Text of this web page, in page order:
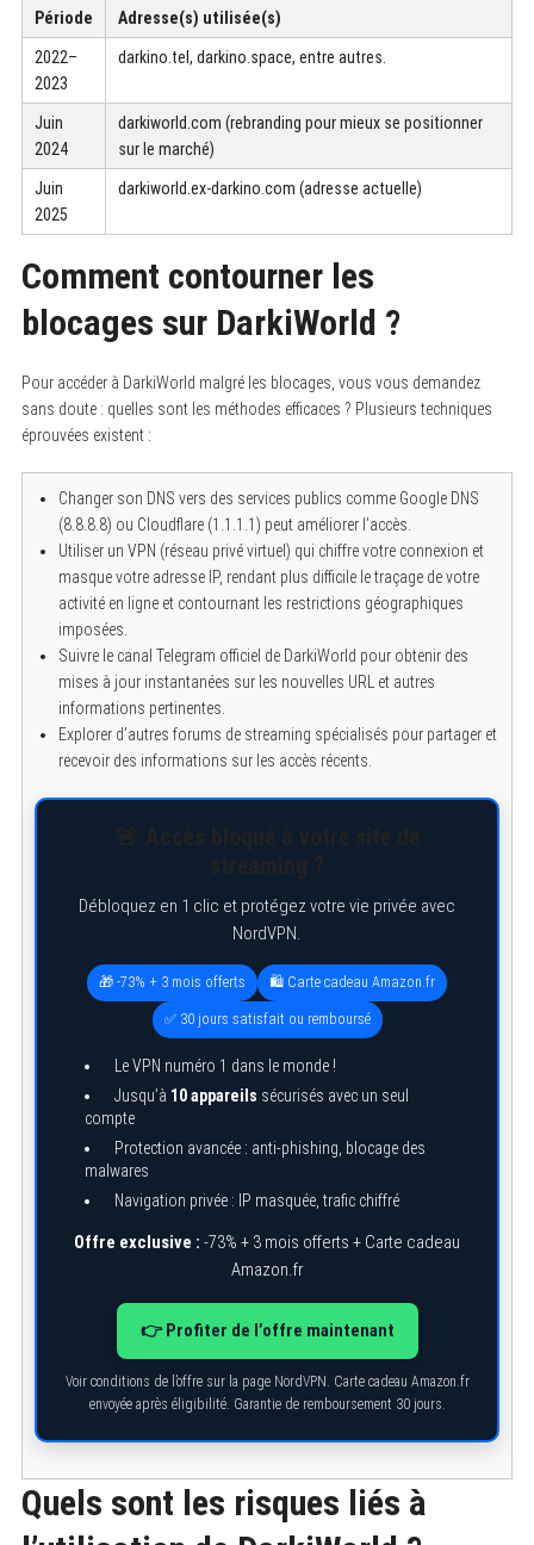
Période Adresse(s) utilisée(s)
2022–
2023
darkino.tel, darkino.space, entre autres.
Juin
2024
darkiworld.com (rebranding pour mieux se positionner
sur le marché)
Juin
2025
darkiworld.ex-darkino.com (adresse actuelle)
Comment contourner les
blocages sur DarkiWorld ?
Pour accéder à DarkiWorld malgré les blocages, vous vous demandez
sans doute : quelles sont les méthodes efficaces ? Plusieurs techniques
éprouvées existent :
Changer son DNS vers des services publics comme Google DNS
(8.8.8.8) ou Cloudflare (1.1.1.1) peut améliorer l’accès.
Utiliser un VPN (réseau privé virtuel) qui chiffre votre connexion et
masque votre adresse IP, rendant plus difficile le traçage de votre
activité en ligne et contournant les restrictions géographiques
imposées.
Suivre le canal Telegram officiel de DarkiWorld pour obtenir des
mises à jour instantanées sur les nouvelles URL et autres
informations pertinentes.
Explorer d’autres forums de streaming spécialisés pour partager et
recevoir des informations sur les accès récents.
Débloquez en 1 clic et protégez votre vie privée avec
NordVPN.
🎁 -73% + 3 mois offerts 🛍️ Carte cadeau Amazon.fr
✅ 30 jours satisfait ou remboursé
Le VPN numéro 1 dans le monde !
Jusqu’à 10 appareils sécurisés avec un seul
compte
Protection avancée : anti-phishing, blocage des
malwares
Navigation privée : IP masquée, trafic chiffré
Offre exclusive : -73% + 3 mois offerts + Carte cadeau
Amazon.fr
👉 Profiter de l’offre maintenant
Voir conditions de l’offre sur la page NordVPN. Carte cadeau Amazon.fr
envoyée après éligibilité. Garantie de remboursement 30 jours.
Quels sont les risques liés à